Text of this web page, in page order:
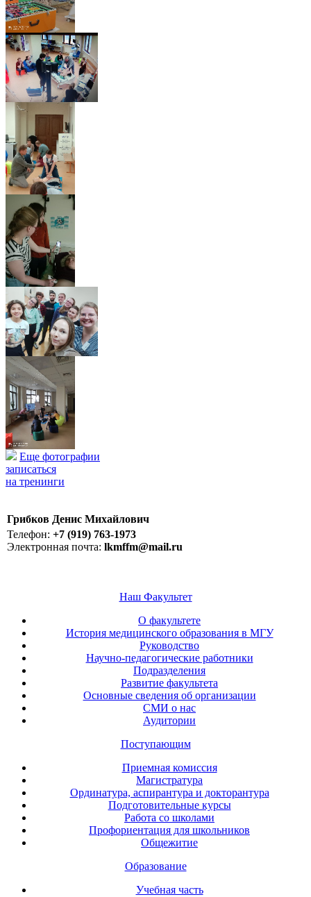
Еще фотографии
записаться
на тренинги
Грибков Денис Михайлович
Телефон: +7 (919) 763-1973
Электронная почта: lkmffm@mail.ru
Наш Факультет
О факультете
История медицинского образования в МГУ
Руководство
Научно-педагогические работники
Подразделения
Развитие факультета
Основные сведения об организации
СМИ о нас
Аудитории
Поступающим
Приемная комиссия
Магистратура
Ординатура, аспирантура и докторантура
Подготовительные курсы
Работа со школами
Профориентация для школьников
Общежитие
Образование
Учебная часть